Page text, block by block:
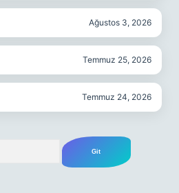
Ağustos 3, 2026
Temmuz 25, 2026
Temmuz 24, 2026